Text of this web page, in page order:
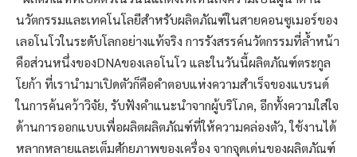
นวัตกรรมและเทคโนโลยีสำหรับผลิตภัณฑ์ในสายคอนซูเมอร์ของ
เลอโนโวในระดับโลกอย่างแท้จริง การรังสรรค์นวัตกรรมที่ล้ำหน้า
คือส่วนหนึ่งของDNAของเลอโนโว และในวันนี้ผลิตภัณฑ์ตระกูล
โยก้า ที่เรานำมาเปิดตัวก็คือคำตอบแห่งความสำเร็จของแบรนด์
ในการค้นคว้าวิจัย, รับฟังคำแนะนำจากผู้บริโภค, อีกทั้งความใส่ใจ
ด้านการออกแบบเพื่อผลิตผลิตภัณฑ์ที่ให้ความคล่องตัว, ใช้งานได้
หลากหลายและเต็มศักยภาพของเครื่อง จากจุดเด่นของผลิตภัณฑ์